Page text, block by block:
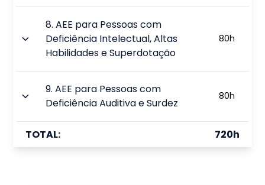
8.AEE para Pessoas com
Deficiência Intelectual, Altas
Habilidades e Superdotação
80h
9.AEE para Pessoas com
Deficiência Auditiva e Surdez
80h
TOTAL: 720h